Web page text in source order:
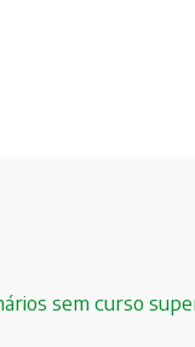
sem curso